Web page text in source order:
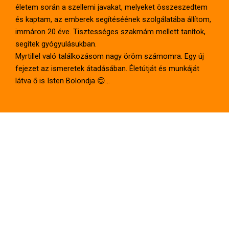
életem során a szellemi javakat, melyeket összeszedtem
és kaptam, az emberek segítéséének szolgálatába állítom,
immáron 20 éve. Tisztességes szakmám mellett tanítok,
segítek gyógyulásukban.
Myrtillel való találkozásom nagy öröm számomra. Egy új
fejezet az ismeretek átadásában. Életútját és munkáját
látva ő is Isten Bolondja 😊…